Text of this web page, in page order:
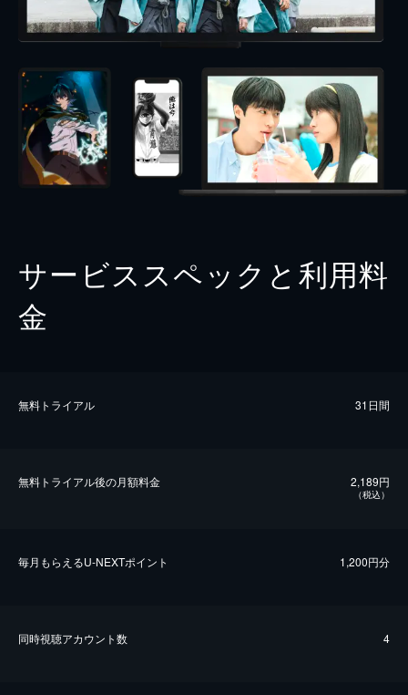
サービススペックと利用料
金
無料トライアル 31日間
無料トライアル後の⽉額料金 2,189円
（税込）
毎⽉もらえるU-NEXTポイント 1,200円分
同時視聴アカウント数 4